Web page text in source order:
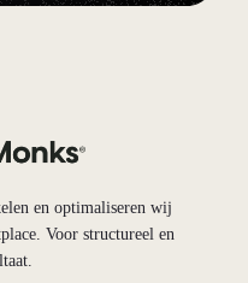
en optimaliseren wij
Voor structureel en